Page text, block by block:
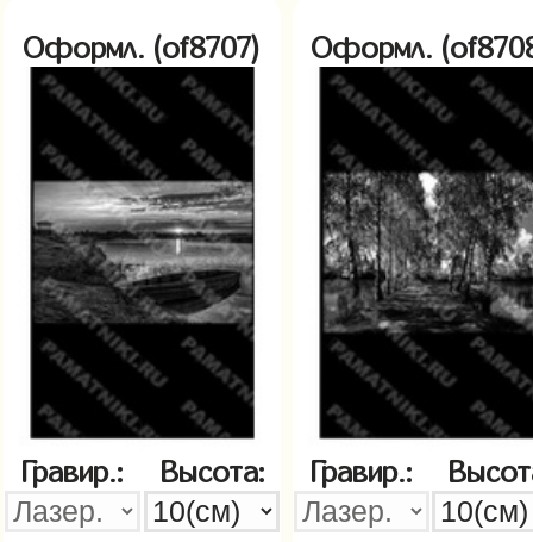
Оформл. (of8707)
Гравир.: Высота:
Оформл.
Гравир.: